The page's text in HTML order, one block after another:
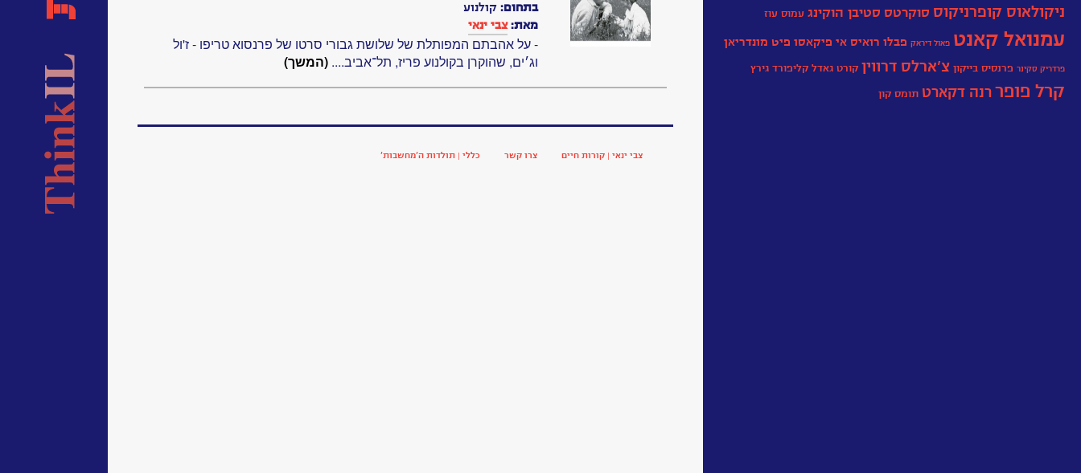
בתחום: קולנוע
מאת:צבי ינאי
- על אהבתם המפותלת של שלושת גבורי סרטו של פרנסוא טריפו - ז'ול
וג׳ים, שהוקרן בקולנוע פריז, תל־אביב.... (המשך)
צבי ינאי | קורות חיים צרו קשר כללי | תולדות ה’מחשבות’
ניקולאוס קופרניקוס סוקרטס סטיבן הוקינג עמוס עוז
עמנואל קאנט פאול דיראק פבלו רואיס אי פיקאסו פיט מונדריאן
פרדריק סקינר פרנסיס בייקון צ'ארלס דרווין קורט גאדל קליפורד גירץ
קרל פופר רנה דקארט תומס קון